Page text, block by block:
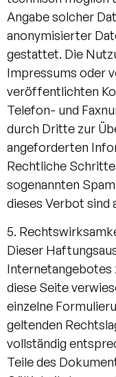
Angabe solcher
anonymisierter
gestattet. Die
Impressums oder
veröffentlichten
Telefon- und
durch Dritte zur
angeforderten
Rechtliche
sogenannten
dieses Verbot sind
5.
Dieser
Internetangebotes
diese Seite
einzelne
geltenden
vollständig
Teile des